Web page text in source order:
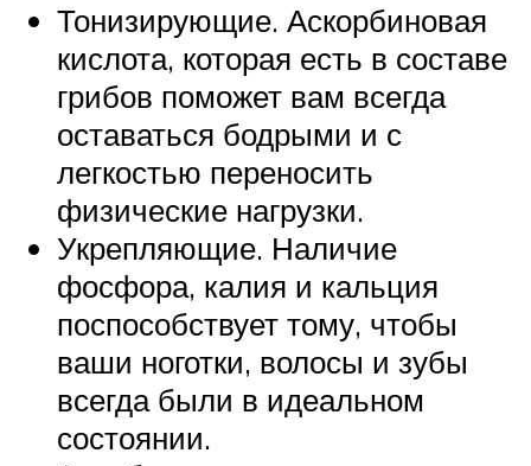
Тонизирующие. Аскорбиновая
кислота, которая есть в составе
грибов поможет вам всегда
оставаться бодрыми и с
легкостью переносить
физические нагрузки.
Укрепляющие. Наличие
фосфора, калия и кальция
поспособствует тому, чтобы
ваши ноготки, волосы и зубы
всегда были в идеальном
состоянии.